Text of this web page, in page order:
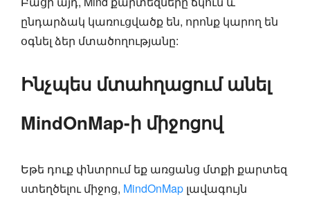
ընդարձակ կառուցվածք են, որոնք կարող են
օգնել ձեր մտածողությանը:
Ինչպես մտահղացում անել
MindOnMap-ի միջոցով
Եթե դուք փնտրում եք առցանց մտքի քարտեզ
ստեղծելու միջոց, MindOnMap լավագույն